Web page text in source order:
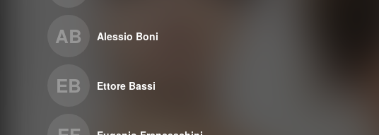
AB Alessio Boni
EB Ettore Bassi